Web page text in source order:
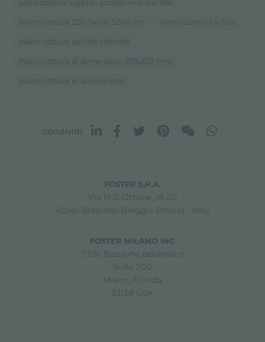
piani cottura a gas in acciaio inox aisi 304
Piano cottura 220-240 V; 50.60 Hz Piano Cottura a Gas
piano cottura acciaio satinato
Piano cottura di dimensioni 803x513 mm
piano cottura in acciaio inox ...
condividi
FOSTER S.P.A.
Via M.S. Ottone, 18-20
42041 Brescello (Reggio Emilia) - Italy
FOSTER MILANO INC
7300 Biscayne Boulevard
Suite 200
Miami, Florida
33138 USA